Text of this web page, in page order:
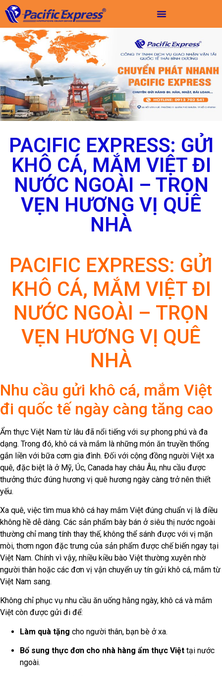
PACIFIC EXPRESS: GỬI
KHÔ CÁ, MẮM VIỆT ĐI
NƯỚC NGOÀI – TRỌN
VẸN HƯƠNG VỊ QUÊ
NHÀ
PACIFIC EXPRESS: GỬI
KHÔ CÁ, MẮM VIỆT ĐI
NƯỚC NGOÀI – TRỌN
VẸN HƯƠNG VỊ QUÊ
NHÀ
Nhu cầu gửi khô cá, mắm Việt
đi quốc tế ngày càng tăng cao
Ẩm thực Việt Nam từ lâu đã nổi tiếng với sự phong phú và đa
dạng. Trong đó, khô cá và mắm là những món ăn truyền thống
gắn liền với bữa cơm gia đình. Đối với cộng đồng người Việt xa
quê, đặc biệt là ở Mỹ, Úc, Canada hay châu Âu, nhu cầu được
thưởng thức đúng hương vị quê hương ngày càng trở nên thiết
yếu.
Xa quê, việc tìm mua khô cá hay mắm Việt đúng chuẩn vị là điều
không hề dễ dàng. Các sản phẩm bày bán ở siêu thị nước ngoài
thường chỉ mang tính thay thế, không thể sánh được với vị mặn
mòi, thơm ngon đặc trưng của sản phẩm được chế biến ngay tại
Việt Nam. Chính vì vậy, nhiều kiều bào Việt thường xuyên nhờ
người thân hoặc các đơn vị vận chuyển uy tín gửi khô cá, mắm từ
Việt Nam sang.
Không chỉ phục vụ nhu cầu ăn uống hằng ngày, khô cá và mắm
Việt còn được gửi đi để:
Làm quà tặng cho người thân, bạn bè ở xa.
Bổ sung thực đơn cho nhà hàng ẩm thực Việt tại nước
ngoài.